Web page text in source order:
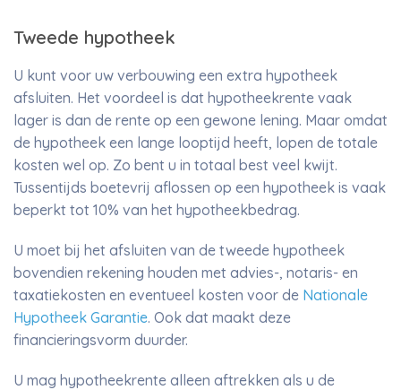
Tweede hypotheek
U kunt voor uw verbouwing een extra hypotheek
afsluiten. Het voordeel is dat hypotheekrente vaak
lager is dan de rente op een gewone lening. Maar omdat
de hypotheek een lange looptijd heeft, lopen de totale
kosten wel op. Zo bent u in totaal best veel kwijt.
Tussentijds boetevrij aflossen op een hypotheek is vaak
beperkt tot 10% van het hypotheekbedrag.
U moet bij het afsluiten van de tweede hypotheek
bovendien rekening houden met advies-, notaris- en
taxatiekosten en eventueel kosten voor de Nationale
Hypotheek Garantie. Ook dat maakt deze
financieringsvorm duurder.
U mag hypotheekrente alleen aftrekken als u de